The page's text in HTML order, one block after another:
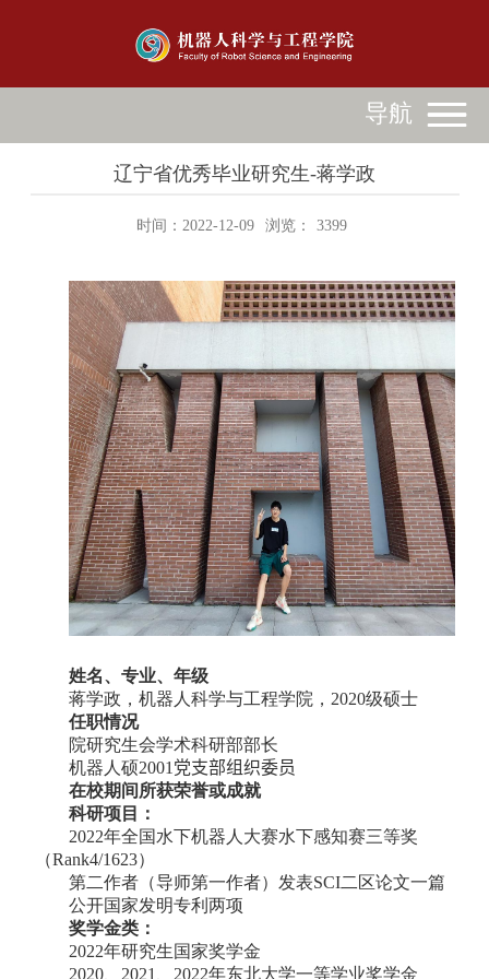
导航
辽宁省优秀毕业研究生-蒋学政
时间：2022-12-09 浏览： 3399
姓名、专业、年级
蒋学政，机器人科学与工程学院， 2020级硕士
任职情况
院研究生会学术科研部部长
机器人硕2001 党支部组织委员
在校期间所获荣誉或成就
科研项目：
2022年全国水下机器人大赛水下感知赛三等奖
（Rank4/1623）
第二作者（导师第一作者）发表SCI二区论文一篇
公开国家发明专利两项
奖学金类：
2022年研究生国家奖学金
2020
2021 2022年东北大学一等学业奖学金